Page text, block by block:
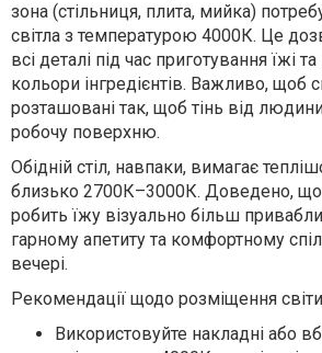
зона (стільниця, плита, мийка)
світла з температурою 4000К. Це
всі деталі під час приготування їжі
кольори інгредієнтів. Важливо, щоб
розташовані так, щоб тінь від
робочу поверхню.
Обідній стіл, навпаки, вимагає
близько 2700К–3000К. Доведено, що
робить їжу візуально більш
гарному апетиту та комфортному
вечері.
Рекомендації щодо розміщення
Використовуйте накладні або